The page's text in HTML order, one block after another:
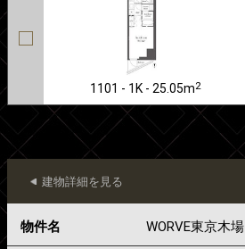
1101 - 1K - 25.05m2
建物詳細を見る
物件名 WORVE東京木場